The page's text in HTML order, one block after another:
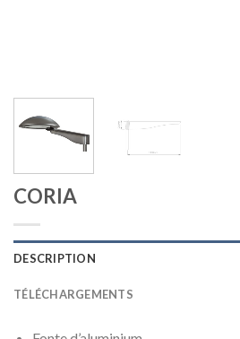
CORIA
DESCRIPTION
TÉLÉCHARGEMENTS